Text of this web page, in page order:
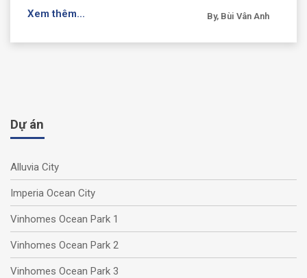
Xem thêm... By, Bùi Vân Anh
Dự án
Alluvia City
Imperia Ocean City
Vinhomes Ocean Park 1
Vinhomes Ocean Park 2
Vinhomes Ocean Park 3